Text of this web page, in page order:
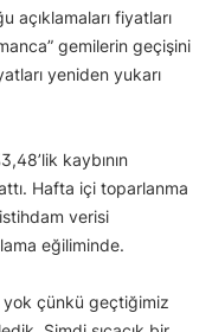
açıklamaları fiyatları
gemilerin geçişini
yeniden yukarı
kaybının
Hafta içi toparlanma
verisi
eğiliminde.
yok çünkü geçtiğimiz